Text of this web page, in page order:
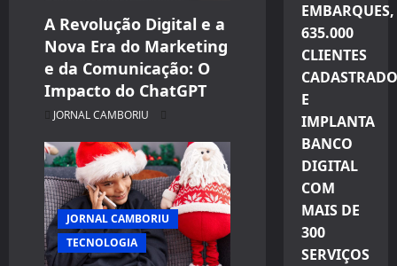
A Revolução Digital e a
Nova Era do Marketing
e da Comunicação: O
Impacto do ChatGPT
JORNAL CAMBORIU
JORNAL CAMBORIU
TECNOLOGIA
EMBARQUES,
635.000
CLIENTES
E
IMPLANTA
BANCO
DIGITAL
COM
MAIS DE
300
SERVIÇOS